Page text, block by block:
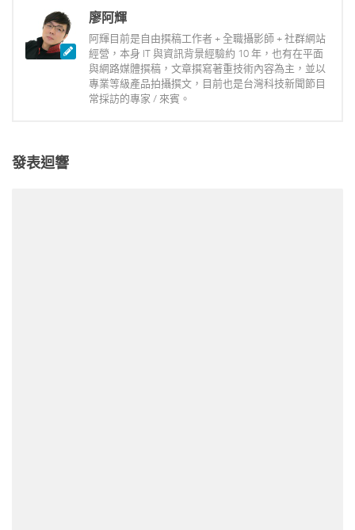
廖阿輝
阿輝目前是自由撰稿工作者 + 全職攝影師 + 社群網站
經營，本身 IT 與資訊背景經驗約 10 年，也有在平面
與網路媒體撰稿，文章撰寫著重技術內容為主，並以
專業等級產品拍攝撰文，目前也是台灣科技新聞節目
常採訪的專家 / 來賓。
發表迴響